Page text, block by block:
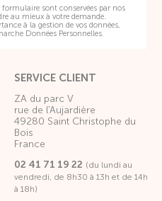
SERVICE CLIENT
ZA du parc V
rue de l'Aujardière
49280 Saint Christophe du
Bois
France
02 41 71 19 22 (du lundi au
vendredi, de 8h30 à 13h et de 14h
à 18h)
formulaire sont conservées par nos
au mieux à votre demande.
à la gestion de vos données,
Données Personnelles.